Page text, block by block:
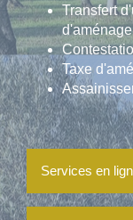
Transfert
Taxe
Services en